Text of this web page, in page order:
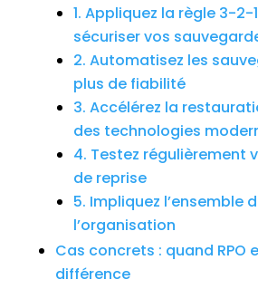
1. Appliquez la règle 3-2-
sécuriser vos
2. Automatisez les
plus de fiabilité
3. Accélérez la
des technologies
4. Testez régulièrement
de reprise
5. Impliquez l’ensemble
l’organisation
Cas concrets : quand RPO
différence